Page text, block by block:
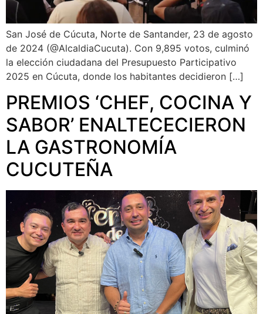
San José de Cúcuta, Norte de Santander, 23 de agosto
de 2024 (@AlcaldiaCucuta). Con 9,895 votos, culminó
la elección ciudadana del Presupuesto Participativo
2025 en Cúcuta, donde los habitantes decidieron […]
PREMIOS ‘CHEF, COCINA Y
SABOR’ ENALTECECIERON
LA GASTRONOMÍA
CUCUTEÑA